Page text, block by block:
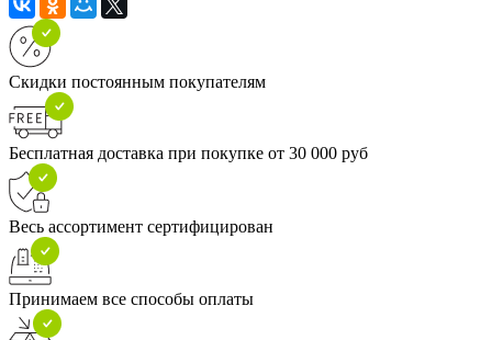
Скидки постоянным покупателям
Бесплатная доставка при покупке от 30 000 руб
Весь ассортимент сертифицирован
Принимаем все способы оплаты